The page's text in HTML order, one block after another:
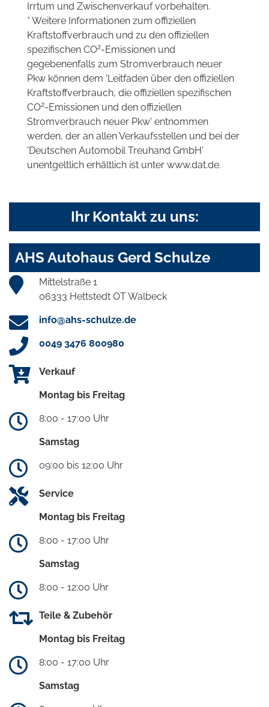
Irrtum und Zwischenverkauf vorbehalten.
* Weitere Informationen zum offiziellen
Kraftstoffverbrauch und zu den offiziellen
spezifischen CO2-Emissionen und
gegebenenfalls zum Stromverbrauch neuer
Pkw können dem 'Leitfaden über den offiziellen
Kraftstoffverbrauch, die offiziellen spezifischen
CO2-Emissionen und den offiziellen
Stromverbrauch neuer Pkw' entnommen
werden, der an allen Verkaufsstellen und bei der
'Deutschen Automobil Treuhand GmbH'
unentgeltlich erhältlich ist unter www.dat.de.
Ihr Kontakt zu uns:
AHS Autohaus Gerd Schulze
Mittelstraße 1
06333 Hettstedt OT Walbeck
info@ahs-schulze.de
0049 3476 800980
Verkauf
Montag bis Freitag
8:00 - 17:00 Uhr
Samstag
09:00 bis 12:00 Uhr
Service
Montag bis Freitag
8:00 - 17:00 Uhr
Samstag
8:00 - 12:00 Uhr
Teile & Zubehör
Montag bis Freitag
8:00 - 17:00 Uhr
Samstag